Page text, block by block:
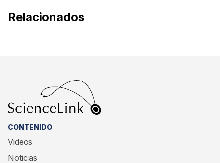
Relacionados
CONTENIDO
Videos
Noticias